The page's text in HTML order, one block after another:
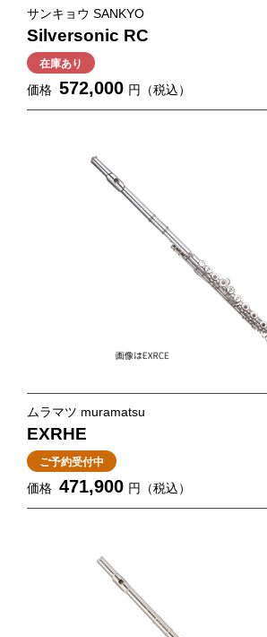
サンキョウ SANKYO
Silversonic RC
在庫あり
価格 572,000 円（税込）
ムラマツ muramatsu
EXRHE
ご予約受付中
価格 471,900 円（税込）